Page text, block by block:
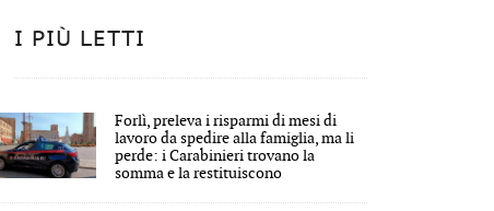
I PIÙ LETTI
Forlì, preleva i risparmi di mesi di
lavoro da spedire alla famiglia, ma li
perde: i Carabinieri trovano la
somma e la restituiscono